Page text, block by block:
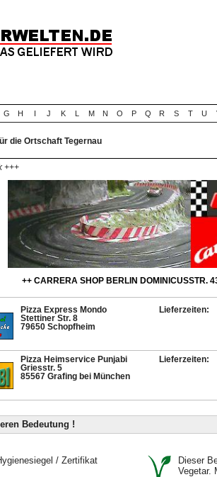
G H I J K L M N O P Q R S T U
die Ortschaft Tegernau
+++
++ CARRERA SHOP BERLIN DOMINICUSSTR.
Pizza Express Mondo
Stettiner Str. 8
79650 Schopfheim
Lieferzeiten:
Pizza Heimservice Punjabi
Griesstr. 5
85567 Grafing bei München
Lieferzeiten:
Bedeutung !
/ Zertifikat
Dieser
Vegetar.